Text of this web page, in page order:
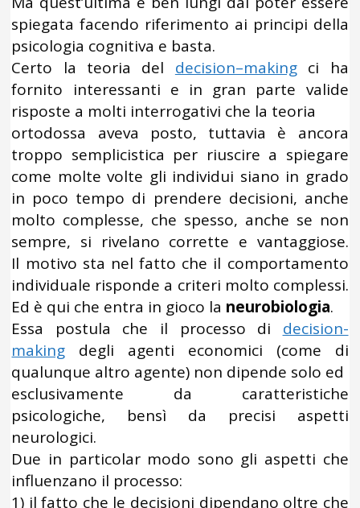
spiegata facendo riferimento ai principi della
psicologia cognitiva e basta.
Certo la teoria del decision–makingci ha
fornito interessanti e in gran parte valide
risposte a molti interrogativi che la teoria
ortodossa aveva posto, tuttavia è ancora
troppo semplicistica per riuscire a spiegare
come molte volte gli individui siano in grado
in poco tempo di prendere decisioni, anche
molto complesse, che spesso, anche se non
sempre, si rivelano corrette e vantaggiose.
Il motivo sta nel fatto che il comportamento
individuale risponde a criteri molto complessi.
Ed è qui che entra in gioco la neurobiologia.
Essa postula che il processo di decision-
making degli agenti economici (come di
qualunque altro agente) non dipende solo ed
esclusivamente da caratteristiche
psicologiche, bensì da precisi aspetti
neurologici.
Due in particolar modo sono gli aspetti che
influenzano il processo:
1) il fatto che le decisioni dipendano oltre che